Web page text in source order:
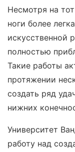
Несмотря на
ноги более
искусственной
полностью
Такие работы
протяжении
создать ряд
нижних
Университет
работу над